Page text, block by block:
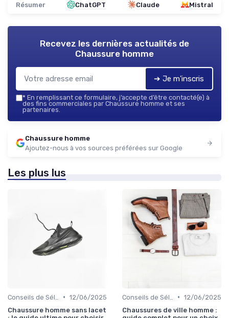
Résumer ChatGPT Claude Mistral
Recevez les dernières actualités de
Chaussure homme
➔ Je m'inscris
* En remplissant ce formulaire, j’accepte d’être contacté(e) à
des fins commerciales par Chaussure homme et ses
partenaires.
Chaussure homme
Ajoutez-nous à vos sources préférées sur Google
Les plus lus
• 12/06/2025
Chaussure homme sans lacet
• 12/06/2025
Chaussures de ville homme :